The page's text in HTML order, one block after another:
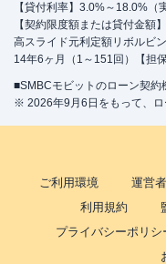
【貸付利率】3.0%～18.0%（
【契約限度額または貸付金額
高スライド元利定額リボルビ
14年6ヶ月（1～151回）【担
■SMBCモビットのローン契約
※ 2026年9月6日をもって、ロ
ご利用環境 運営
利用規約
プライバシーポリシ